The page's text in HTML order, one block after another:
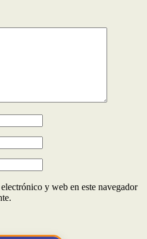
y web en este navegador